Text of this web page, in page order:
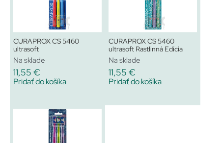
CURAPROX CS 5460
ultrasoft
Na sklade
11,55 €
Pridať do košíka
CURAPROX CS 5460
ultrasoft Rastlinná Edícia
Na sklade
11,55 €
Pridať do košíka